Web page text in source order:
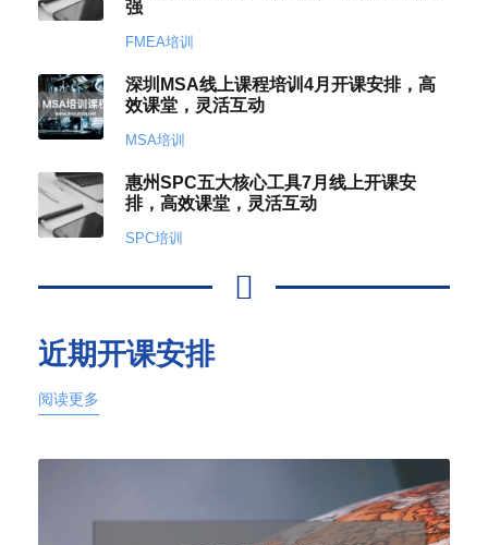
强
FMEA培训
深圳MSA线上课程培训4月开课安排，高
效课堂，灵活互动
MSA培训
惠州SPC五大核心工具7月线上开课安
排，高效课堂，灵活互动
SPC培训
近期开课安排
阅读更多